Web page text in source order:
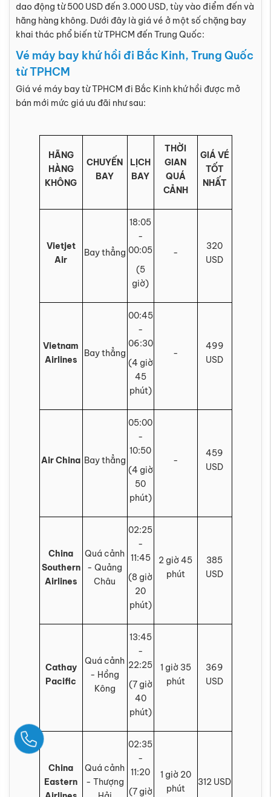
dao động từ 500 USD đến 3.000 USD, tùy vào điểm đến và
hãng hàng không. Dưới đây là giá vé ở một số chặng bay
khai thác phổ biến từ TPHCM đến Trung Quốc:
Vé máy bay khứ hồi đi Bắc Kinh, Trung Quốc
từ TPHCM
Giá vé máy bay từ TPHCM đi Bắc Kinh khứ hồi được mở
bán mới mức giá ưu đãi như sau:
HÃNG
HÀNG
KHÔNG
CHUYẾN
BAY
LỊCH
BAY
THỜI
GIAN
QUÁ
CẢNH
GIÁ VÉ
TỐT
NHẤT
Vietjet
Air
Bay thẳng
18:05
-
00:05
(5
giờ)
-
320
USD
Vietnam
Airlines
Bay thẳng
00:45
-
06:30
(4 giờ
45
phút)
-
499
USD
Air China Bay thẳng
05:00
-
10:50
(4 giờ
50
phút)
-
459
USD
China
Southern
Airlines
Quá cảnh
- Quảng
Châu
02:25
-
11:45
(8 giờ
20
phút)
2 giờ 45
phút
385
USD
Cathay
Pacific
Quá cảnh
- Hồng
Kông
13:45
-
22:25
(7 giờ
40
phút)
1 giờ 35
phút
369
USD
China
Eastern
Quá cảnh
- Thượng
02:35
-
11:20
(7 giờ
1 giờ 20
phút
312 USD